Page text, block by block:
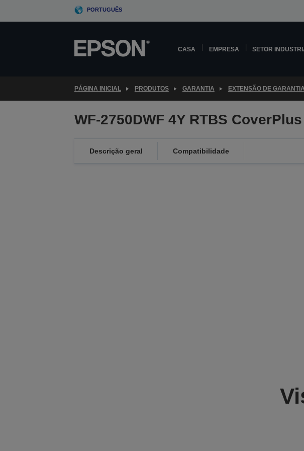
PORTUGUÊS
CASA EMPRESA SETOR
PÁGINA INICIAL PRODUTOS GARANTIA EXTENSÃO DE
WF-2750DWF 4Y RTBS CoverPlus
Descrição geral Compatibilidade